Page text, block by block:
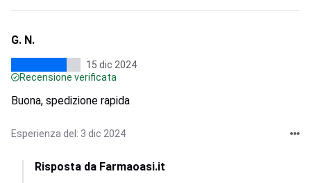
G. N.
15 dic 2024
Recensione verificata
Buona, spedizione rapida
Esperienza del: 3 dic 2024
Risposta da Farmaoasi.it